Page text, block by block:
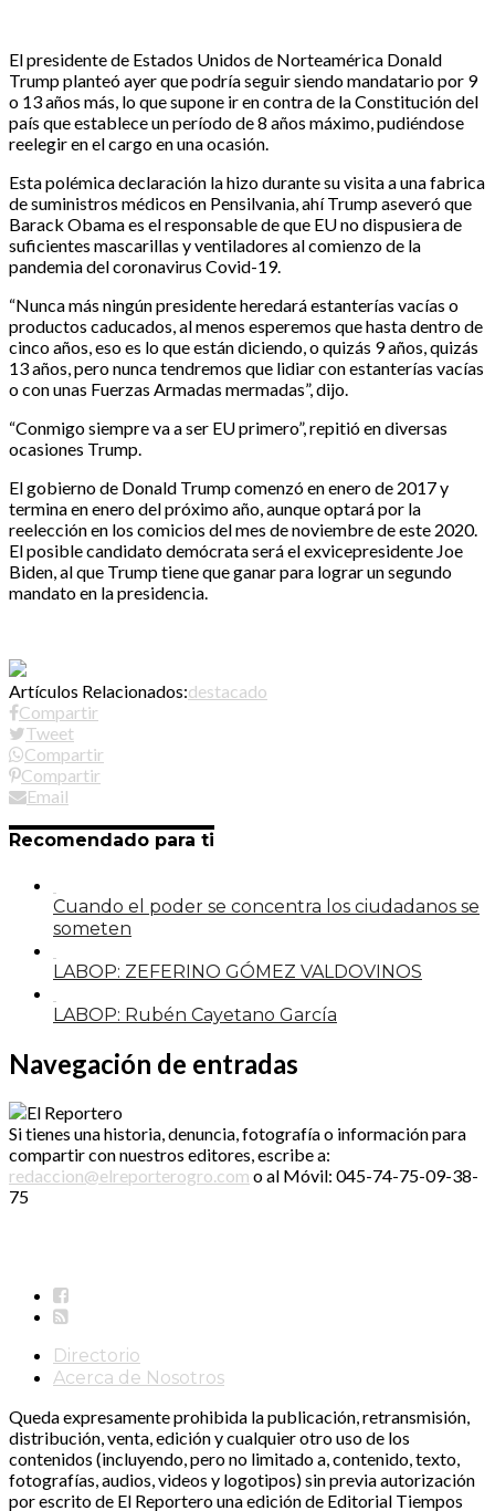
El presidente de Estados Unidos de Norteamérica Donald
Trump planteó ayer que podría seguir siendo mandatario por 9
o 13 años más, lo que supone ir en contra de la Constitución del
país que establece un período de 8 años máximo, pudiéndose
reelegir en el cargo en una ocasión.
Esta polémica declaración la hizo durante su visita a una fabrica
de suministros médicos en Pensilvania, ahí Trump aseveró que
Barack Obama es el responsable de que EU no dispusiera de
suficientes mascarillas y ventiladores al comienzo de la
pandemia del coronavirus Covid-19.
“Nunca más ningún presidente heredará estanterías vacías o
productos caducados, al menos esperemos que hasta dentro de
cinco años, eso es lo que están diciendo, o quizás 9 años, quizás
13 años, pero nunca tendremos que lidiar con estanterías vacías
o con unas Fuerzas Armadas mermadas”, dijo.
“Conmigo siempre va a ser EU primero”, repitió en diversas
ocasiones Trump.
El gobierno de Donald Trump comenzó en enero de 2017 y
termina en enero del próximo año, aunque optará por la
reelección en los comicios del mes de noviembre de este 2020.
El posible candidato demócrata será el exvicepresidente Joe
Biden, al que Trump tiene que ganar para lograr un segundo
mandato en la presidencia.
Artículos Relacionados:destacado
Compartir
Tweet
Compartir
Compartir
Email
Recomendado para ti
Cuando el poder se concentra los ciudadanos se
someten
LABOP: ZEFERINO GÓMEZ VALDOVINOS
LABOP: Rubén Cayetano García
Navegación de entradas
Si tienes una historia, denuncia, fotografía o información para
compartir con nuestros editores, escribe a:
redaccion@elreporterogro.com o al Móvil: 045-74-75-09-38-
75
Directorio
Acerca de Nosotros
Queda expresamente prohibida la publicación, retransmisión,
distribución, venta, edición y cualquier otro uso de los
contenidos (incluyendo, pero no limitado a, contenido, texto,
fotografías, audios, videos y logotipos) sin previa autorización
por escrito de El Reportero una edición de Editorial Tiempos